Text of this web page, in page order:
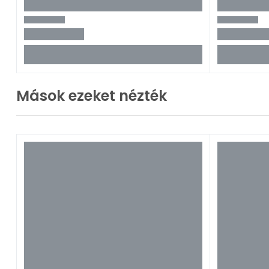
Tovább
Az első
Tovább
Mások ezeket nézték